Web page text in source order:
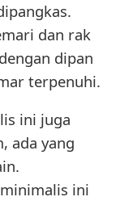
dan rak
dipan
terpenuhi.
ini juga
ada yang
ini